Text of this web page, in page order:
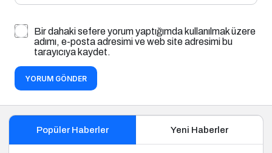
Bir dahaki sefere yorum yaptığımda kullanılmak üzere
adımı, e-posta adresimi ve web site adresimi bu
tarayıcıya kaydet.
YORUM GÖNDER
Popüler Haberler Yeni Haberler